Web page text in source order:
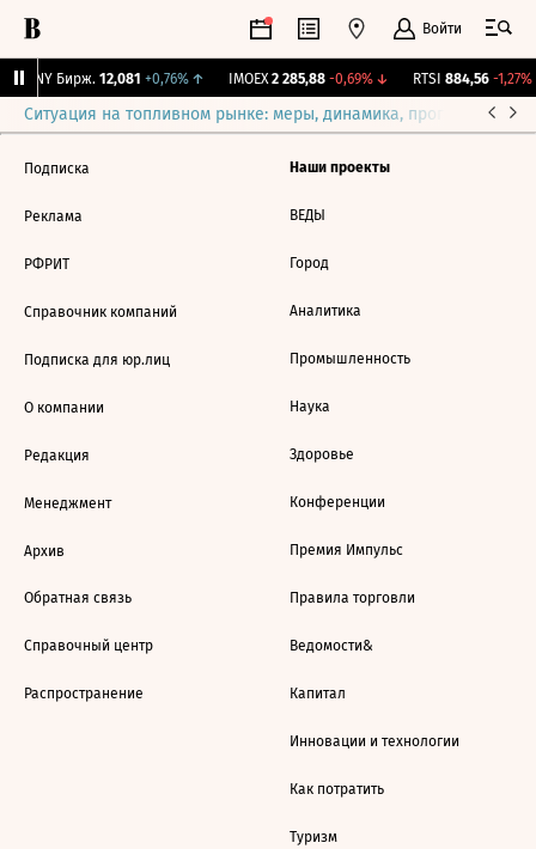
Войти
CNY Бирж. 12,081 +0,76%↑ IMOEX 2 285,88 -0,69%↓ RTSI 884,56 -1,27%
Ситуация на топливном рынке: меры, динамика, прогнозы
Подписка
Реклама
РФРИТ
Справочник компаний
Подписка для юр.лиц
О компании
Редакция
Менеджмент
Архив
Обратная связь
Справочный центр
Распространение
Наши проекты
ВЕДЫ
Город
Аналитика
Промышленность
Наука
Здоровье
Конференции
Премия Импульс
Правила торговли
Ведомости&
Капитал
Инновации и технологии
Как потратить
Туризм